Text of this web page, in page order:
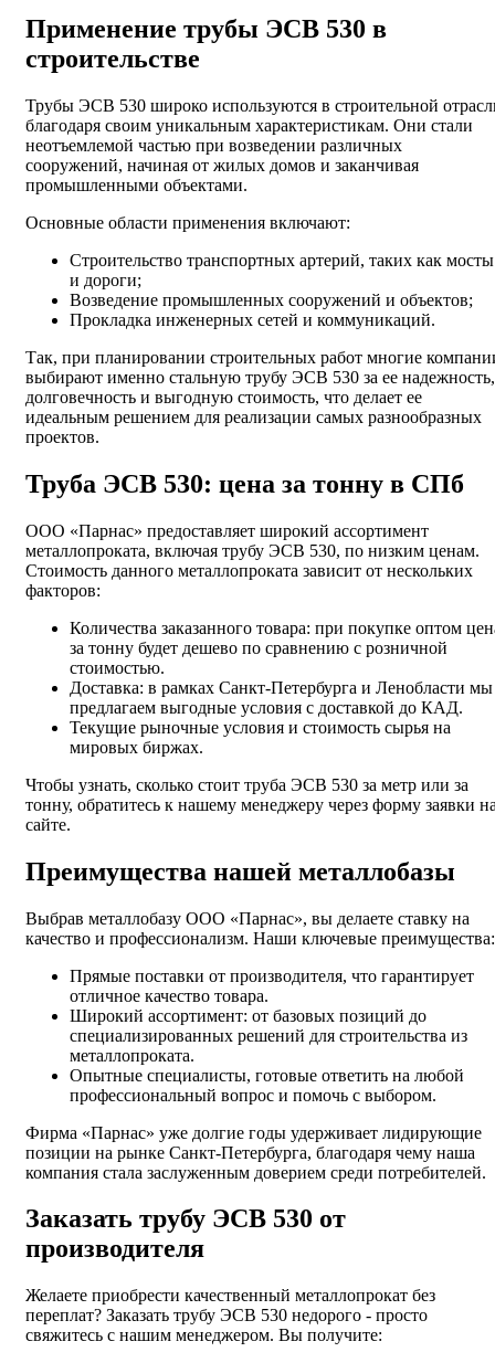
Применение трубы ЭСВ 530 в
строительстве
Трубы ЭСВ 530 широко используются в строительной
благодаря своим уникальным характеристикам. Они стали
неотъемлемой частью при возведении различных
сооружений, начиная от жилых домов и заканчивая
промышленными объектами.
Основные области применения включают:
Строительство транспортных артерий, таких как мосты
и дороги;
Возведение промышленных сооружений и объектов;
Прокладка инженерных сетей и коммуникаций.
Так, при планировании строительных работ многие
выбирают именно стальную трубу ЭСВ 530 за ее надежность,
долговечность и выгодную стоимость, что делает ее
идеальным решением для реализации самых разнообразных
проектов.
Труба ЭСВ 530: цена за тонну в СПб
ООО «Парнас» предоставляет широкий ассортимент
металлопроката, включая трубу ЭСВ 530, по низким ценам.
Стоимость данного металлопроката зависит от нескольких
факторов:
Количества заказанного товара: при покупке оптом
за тонну будет дешево по сравнению с розничной
стоимостью.
Доставка: в рамках Санкт-Петербурга и Ленобласти мы
предлагаем выгодные условия с доставкой до КАД.
Текущие рыночные условия и стоимость сырья на
мировых биржах.
Чтобы узнать, сколько стоит труба ЭСВ 530 за метр или за
тонну, обратитесь к нашему менеджеру через форму заявки
сайте.
Преимущества нашей металлобазы
Выбрав металлобазу ООО «Парнас», вы делаете ставку на
качество и профессионализм. Наши ключевые преимущества:
Прямые поставки от производителя, что гарантирует
отличное качество товара.
Широкий ассортимент: от базовых позиций до
специализированных решений для строительства из
металлопроката.
Опытные специалисты, готовые ответить на любой
профессиональный вопрос и помочь с выбором.
Фирма «Парнас» уже долгие годы удерживает лидирующие
позиции на рынке Санкт-Петербурга, благодаря чему наша
компания стала заслуженным доверием среди потребителей.
Заказать трубу ЭСВ 530 от
производителя
Желаете приобрести качественный металлопрокат без
переплат? Заказать трубу ЭСВ 530 недорого - просто
свяжитесь с нашим менеджером. Вы получите: